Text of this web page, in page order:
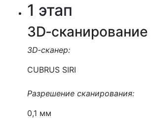
1 этап
3D‑сканирование
3D‑сканер:
CUBRUS SIRI
Разрешение сканирования:
0,1 мм